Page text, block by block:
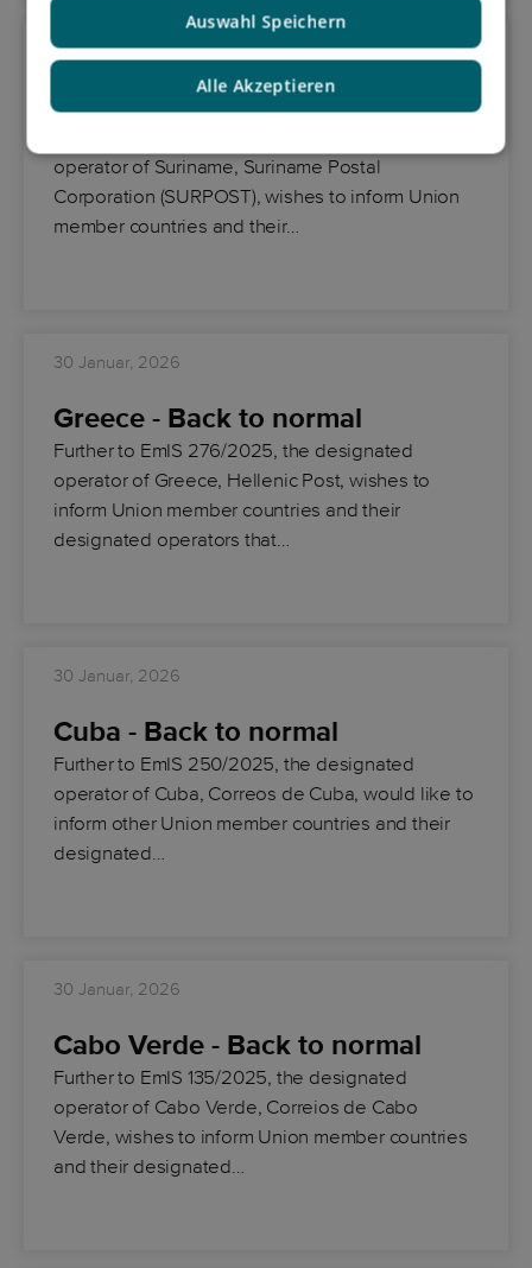
30 Januar, 2026
Suriname - Back to normal
operator of Suriname, Suriname Postal
Corporation (SURPOST), wishes to inform Union
member countries and their…
30 Januar, 2026
Greece - Back to normal
Further to EmIS 276/2025, the designated
operator of Greece, Hellenic Post, wishes to
inform Union member countries and their
designated operators that…
30 Januar, 2026
Cuba - Back to normal
Further to EmIS 250/2025, the designated
operator of Cuba, Correos de Cuba, would like to
inform other Union member countries and their
designated…
30 Januar, 2026
Cabo Verde - Back to normal
Further to EmIS 135/2025, the designated
operator of Cabo Verde, Correios de Cabo
Verde, wishes to inform Union member countries
and their designated…
Auswahl Speichern
Alle Akzeptieren